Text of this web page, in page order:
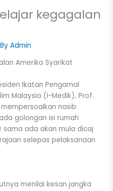
kegagalan
Admin
Amerika Syarikat
Ikatan Pengamal
Malaysia (I-Medik), Prof.
nasib
golongan isi rumah
ada akan mula dicaj
selepas pelaksanaan
menilai kesan jangka